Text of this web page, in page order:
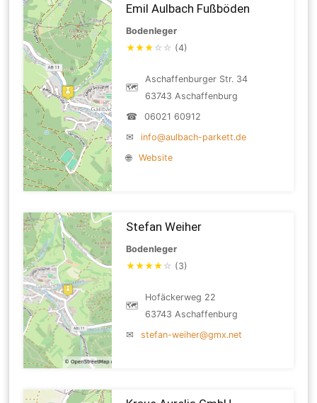
Emil Aulbach Fußböden
Bodenleger
★★★ ☆ ☆ (4)
🗺
Aschaffenburger Str. 34
63743 Aschaffenburg
☎
06021 60912
✉
info@aulbach-parkett.de
🌐
Website
Stefan Weiher
Bodenleger
★★★★ ☆ (3)
🗺
Hofäckerweg 22
63743 Aschaffenburg
✉
stefan-weiher@gmx.net